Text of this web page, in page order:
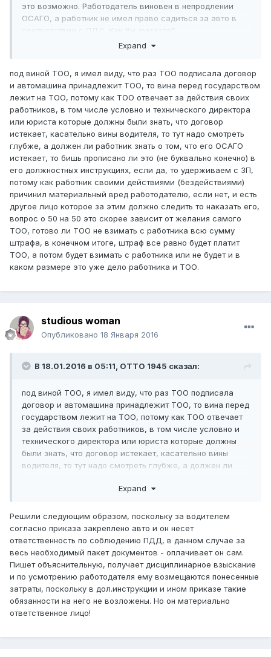
это возможно. Работодатель виновен в непродлении
ОСАГО, а работник не имел право садиться за авто в
соответствии с ПДД. Как Вы думаете?
Expand
под виной ТОО, я имел виду, что раз ТОО подписала договор
и автомашина принадлежит ТОО, то вина перед государством
лежит на ТОО, потому как ТОО отвечает за действия своих
работников, в том числе условно и технического директора
или юриста которые должны были знать, что договор
истекает, касательно вины водителя, то тут надо смотреть
глубже, а должен ли работник знать о том, что его ОСАГО
истекает, то бишь прописано ли это (не буквально конечно) в
его должностных инструкциях, если да, то удерживаем с ЗП,
потому как работник своими действиями (бездействиями)
причинил материальный вред работодателю, если нет, и есть
другое лицо которое за этим должно следить то наказать его,
вопрос о 50 на 50 это скорее зависит от желания самого
ТОО, готово ли ТОО не взимать с работника всю сумму
штрафа, в конечном итоге, штраф все равно будет платит
ТОО, а потом будет взимать с работника или не будет и в
каком размере это уже дело работника и ТОО.
studious woman
Опубликовано 18 Января 2016
В 18.01.2016 в 05:11, ОТТО 1945 сказал:
под виной ТОО, я имел виду, что раз ТОО подписала
договор и автомашина принадлежит ТОО, то вина перед
государством лежит на ТОО, потому как ТОО отвечает
за действия своих работников, в том числе условно и
технического директора или юриста которые должны
были знать, что договор истекает, касательно вины
водителя, то тут надо смотреть глубже, а должен ли
прописано ли это (не буквально конечно) в его
потому как работник своими действиями
(бездействиями) причинил материальный вред
работодателю, если нет, и есть другое лицо которое за
этим должно следить то наказать его, вопрос о 50 на 50
это скорее зависит от желания самого ТОО, готово ли
ТОО не взимать с работника всю сумму штрафа, в
конечном итоге, штраф все равно будет платит ТОО, а
потом будет взимать с работника или не будет и в каком
размере это уже дело работника и ТОО.
Expand
Решили следующим образом, поскольку за водителем
согласно приказа закреплено авто и он несет
ответственность по соблюдению ПДД, в данном случае за
весь необходимый пакет документов - оплачивает он сам.
Пишет объяснительную, получает дисциплинарное взыскание
и по усмотрению работодателя ему возмещаются понесенные
затраты, поскольку в дол.инструкции и ином приказе такие
обязанности на него не возложены. Но он материально
ответственное лицо!